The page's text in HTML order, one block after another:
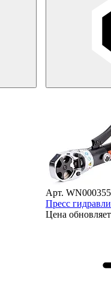
Арт.
Пресс
Цена